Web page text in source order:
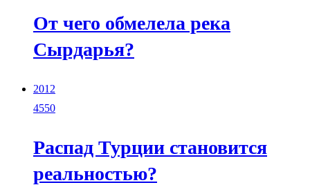
От чего обмелела река
Сырдарья?
2012
4550
Распад Турции становится
реальностью?